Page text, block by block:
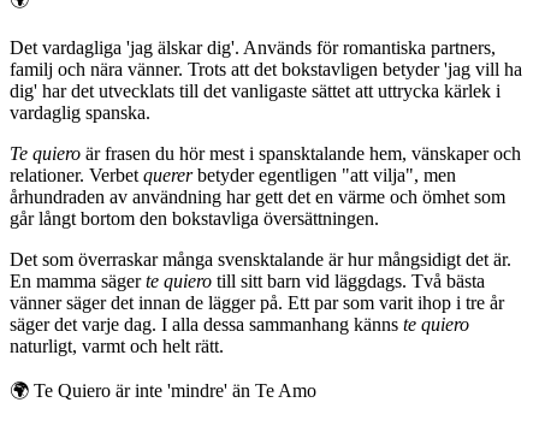
Det vardagliga 'jag älskar dig'. Används för romantiska partners,
familj och nära vänner. Trots att det bokstavligen betyder 'jag vill ha
dig' har det utvecklats till det vanligaste sättet att uttrycka kärlek i
vardaglig spanska.
Te quiero är frasen du hör mest i spansktalande hem, vänskaper och
relationer. Verbet quererbetyder egentligen "att vilja", men
århundraden av användning har gett det en värme och ömhet som
går långt bortom den bokstavliga översättningen.
Det som överraskar många svensktalande är hur mångsidigt det är.
En mamma sägerte quiero till sitt barn vid läggdags. Två bästa
vänner säger det innan de lägger på. Ett par som varit ihop i tre år
säger det varje dag. I alla dessa sammanhang känns te quiero
naturligt, varmt och helt rätt.
🌍 Te Quiero är inte 'mindre' än Te Amo